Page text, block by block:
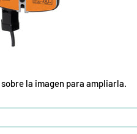
la imagen para ampliarla.